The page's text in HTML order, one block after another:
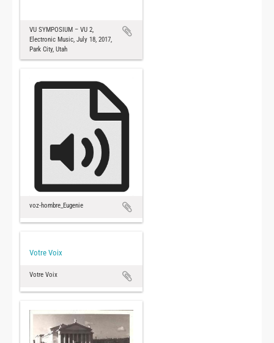
VU SYMPOSIUM – VU 2,
Electronic Music, July 18, 2017,
Park City, Utah
voz-hombre_Eugenie
Votre Voix
Votre Voix